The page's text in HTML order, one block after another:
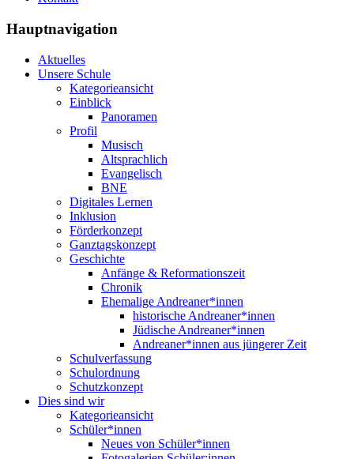
Hauptnavigation
Aktuelles
Unsere Schule
Kategorieansicht
Einblick
Panoramen
Profil
Musisch
Altsprachlich
Evangelisch
BNE
Digitales Lernen
Inklusion
Förderkonzept
Ganztagskonzept
Geschichte
Anfänge & Reformationszeit
Chronik
Ehemalige Andreaner*innen
historische Andreaner*innen
Jüdische Andreaner*innen
Andreaner*innen aus jüngerer Zeit
Schulverfassung
Schulordnung
Schutzkonzept
Dies sind wir
Kategorieansicht
Schüler*innen
Neues von Schüler*innen